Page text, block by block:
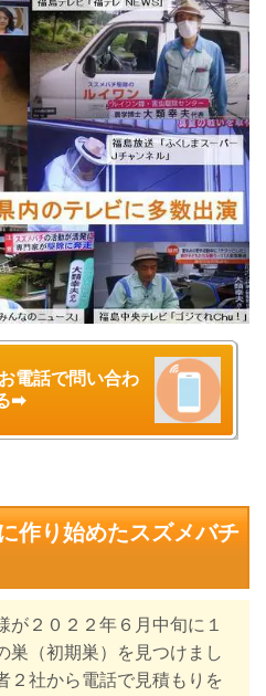
電話で問い合わ
➡
作り始めたスズメバチ
２０２２年６月中旬に１
巣（初期巣）を見つけまし
２社から電話で見積もりを